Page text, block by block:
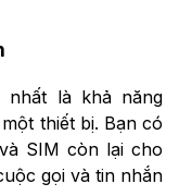
là khả năng
thiết bị. Bạn có
SIM còn lại cho
gọi và tin nhắn